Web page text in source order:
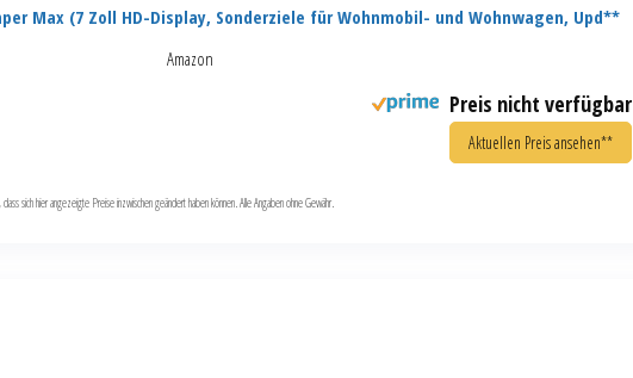
Max (7 Zoll HD-Display, Sonderziele für Wohnmobil- und Wohnwagen, Upd**
Amazon
Preis nicht verfügbar
Aktuellen Preis ansehen**
sich hier angezeigte Preise inzwischen geändert haben können. Alle Angaben ohne Gewähr.